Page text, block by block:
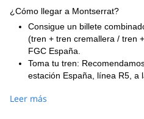
¿Cómo llegar a Montserrat?
Consigue un billete
(tren + tren cremallera / tren
FGC España.
Toma tu tren:
estación España, línea R5, a
Una vez en Monistrol,
Leer más